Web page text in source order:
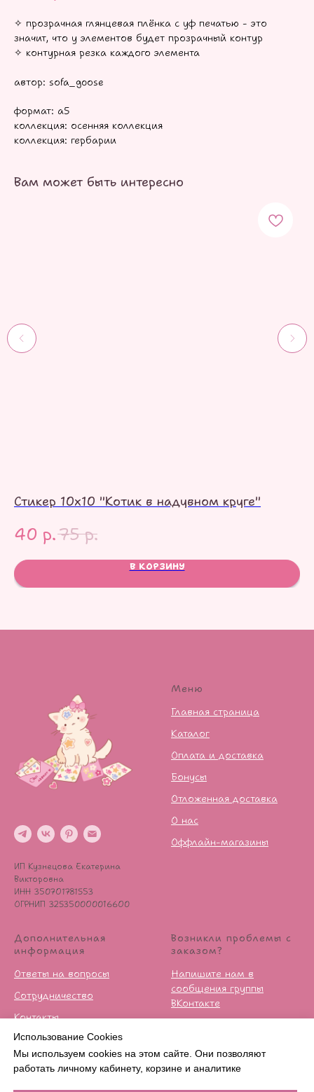
Использование Cookies
Мы используем cookies на этом сайте. Они позволяют
работать личному кабинету, корзине и аналитике
✧ прозрачная глянцевая плёнка с уф печатью - это
значит, что у элементов будет прозрачный контур
✧ контурная резка каждого элемента
автор: sofa_goose
формат: а5
коллекция: осенняя коллекция
коллекция: гербарии
Вам может быть интересно
Стикер 10х10 "Котик в надувном круге"
40 р.75 р.
В КОРЗИНУ
ИП Кузнецова Екатерина
Викторовна
ИНН 350701781553
ОГРНИП 325350000016600
Меню
Главная страница
Каталог
Оплата и доставка
Бонусы
Отложенная доставка
О нас
Оффлайн-магазины
Дополнительная
информация
Ответы на вопросы
Сотрудничество
Контакты
Публичная оферта
Политика
конфиденцильности
Возникли проблемы с
заказом?
Напишите нам в
сообщения группы
ВКонтакте